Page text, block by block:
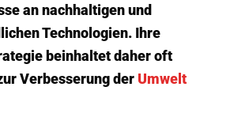
an nachhaltigen und
Technologien. Ihre
beinhaltet daher oft
Verbesserung der Umwelt